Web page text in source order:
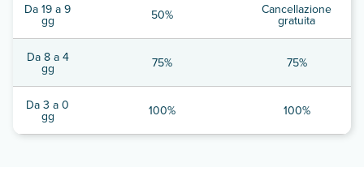
Da 19 a 9
gg 50% Cancellazione
gratuita
Da 8 a 4
gg 75% 75%
Da 3 a 0
gg 100% 100%